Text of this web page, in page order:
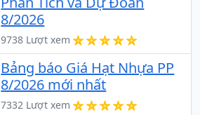
8/2026
9738 Lượt xem
Bảng báo Giá Hạt Nhựa PP
8/2026 mới nhất
7332 Lượt xem